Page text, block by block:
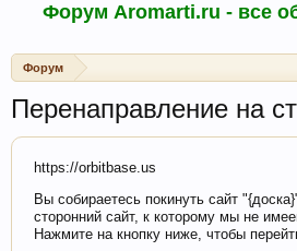
Форум Aromarti.ru - все
Форум
Перенаправление на
https://orbitbase.us
Вы собираетесь покинуть сайт
сторонний сайт, к которому мы не
Нажмите на кнопку ниже, чтобы